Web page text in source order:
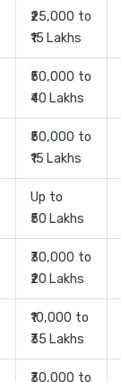
₹25,000 to
₹15 Lakhs
₹50,000 to
₹40 Lakhs
₹50,000 to
₹15 Lakhs
Up to
₹50 Lakhs
₹30,000 to
₹20 Lakhs
₹10,000 to
₹35 Lakhs
₹30,000 to